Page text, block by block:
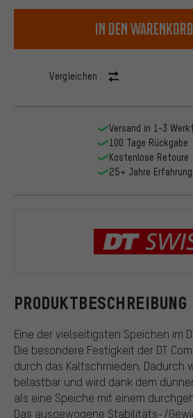
In den Warenkorb
Vergleichen
PRODUKTBESCHREIBUNG
Eine der vielseitigsten Speichen im
Die besondere Festigkeit der DT
durch das Kaltschmieden. Dadurch
belastbar und wird dank dem
als eine Speiche mit einem
Das ausgewogene Stabilitäts-/
Versand in 1-3
100 Tage Rückgabe
Kostenlose Retoure
25+ Jahre Erfahrung